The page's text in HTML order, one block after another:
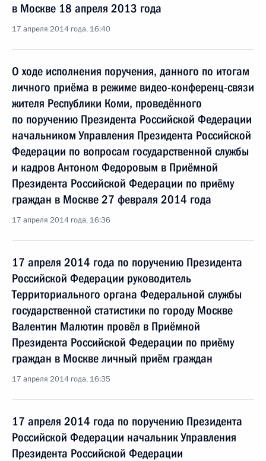
в Москве 18 апреля 2013 года
17 апреля 2014 года, 16:40
О ходе исполнения поручения, данного по итогам
личного приёма в режиме видео-конференц-связи
жителя Республики Коми, проведённого
по поручению Президента Российской Федерации
начальником Управления Президента Российской
Федерации по вопросам государственной службы
и кадров Антоном Федоровым в Приёмной
Президента Российской Федерации по приёму
граждан в Москве 27 февраля 2014 года
17 апреля 2014 года, 16:36
17 апреля 2014 года по поручению Президента
Российской Федерации руководитель
Территориального органа Федеральной службы
государственной статистики по городу Москве
Валентин Малютин провёл в Приёмной
Президента Российской Федерации по приёму
граждан в Москве личный приём граждан
17 апреля 2014 года, 16:35
17 апреля 2014 года по поручению Президента
Российской Федерации начальник Управления
Президента Российской Федерации